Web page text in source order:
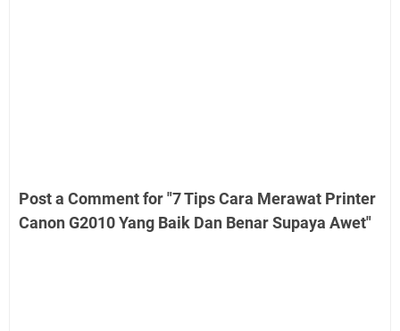
Post a Comment for "7 Tips Cara Merawat Printer
Canon G2010 Yang Baik Dan Benar Supaya Awet"